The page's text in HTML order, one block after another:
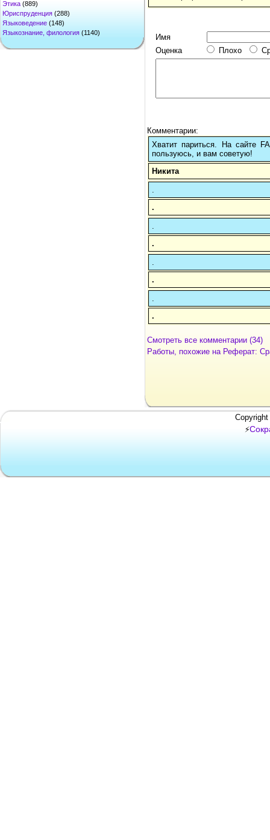
Этика (889)
Юриспруденция (288)
Языковедение (148)
Языкознание, филология (1140)
Имя
Оценка
Плохо
Комментарии:
Хватит париться. На сайте
пользуюсь, и вам советую!
Никита
.
.
.
.
Смотреть все комментарии (34)
Работы, похожие на Реферат:
⚡